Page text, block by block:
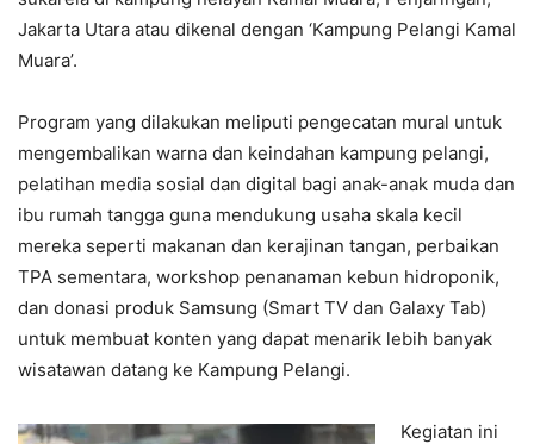
Jakarta Utara atau dikenal dengan ‘Kampung Pelangi Kamal
Muara’.
Program yang dilakukan meliputi pengecatan mural untuk
mengembalikan warna dan keindahan kampung pelangi,
pelatihan media sosial dan digital bagi anak-anak muda dan
ibu rumah tangga guna mendukung usaha skala kecil
mereka seperti makanan dan kerajinan tangan, perbaikan
TPA sementara, workshop penanaman kebun hidroponik,
dan donasi produk Samsung (Smart TV dan Galaxy Tab)
untuk membuat konten yang dapat menarik lebih banyak
wisatawan datang ke Kampung Pelangi.
Kegiatan ini